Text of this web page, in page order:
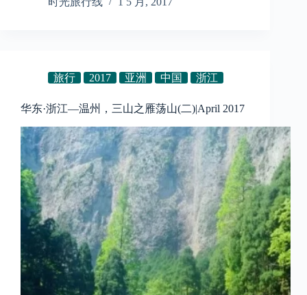
旅行 2017 亚洲 中国 浙江
华东·浙江—温州，三山之雁荡山(二)|April 2017